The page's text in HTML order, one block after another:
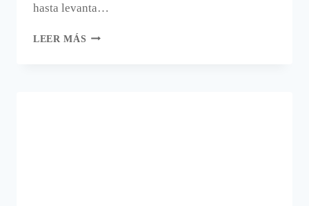
hasta levanta…
LEER MÁS SUJETAMANTELES